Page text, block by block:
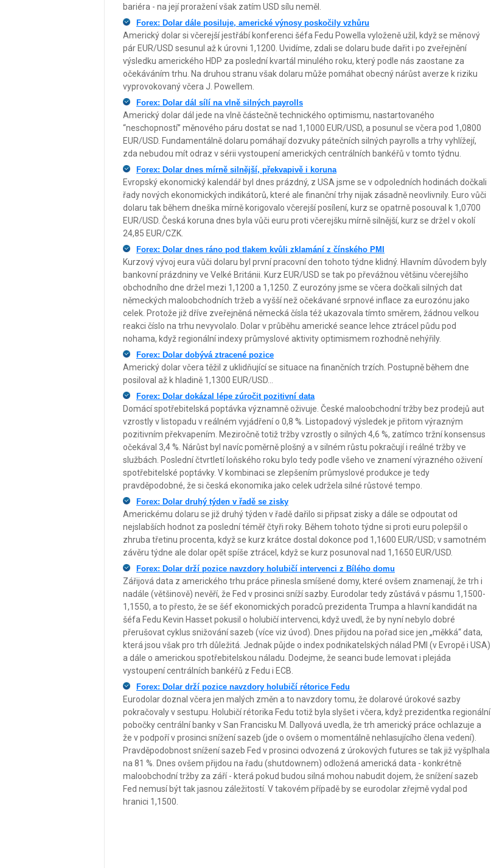
bariéra - na její proražení však zatím USD sílu neměl.
Forex: Dolar dále posiluje, americké výnosy poskočily vzhůru
Americký dolar si včerejší jestřábí konferenci šéfa Fedu Powella vyloženě užil, když se měnový
pár EUR/USD sesunul až k úrovni 1,1200. Uvidíme, zdali se dolaru bude dařit i po zveřejnění
výsledku amerického HDP za poslední kvartál minulého roku, který podle nás zaostane za
očekáváním trhu. Na druhou stranu však dolaru může pomáhat obecný nárůst averze k riziku
vyprovokovaný včera J. Powellem.
Forex: Dolar dál sílí na vlně silných payrolls
Americký dolar dál jede na vlně částečně technického optimismu, nastartovaného
“neschopností” měnového páru dostat se nad 1,1000 EUR/USD, a posunul se včera pod 1,0800
EUR/USD. Fundamentálně dolaru pomáhají dozvuky pátečních silných payrolls a trhy vyhlížejí,
zda nebudou mít odraz v sérii vystoupení amerických centrálních bankéřů v tomto týdnu.
Forex: Dolar dnes mírně silnější, překvapivě i koruna
Evropský ekonomický kalendář byl dnes prázdný, z USA jsme se v odpoledních hodinách dočkali
řady nových ekonomických indikátorů, které ale finanční trhy nijak zásadně neovlivnily. Euro vůči
dolaru tak během dneška mírně korigovalo včerejší posílení, kurz se opatrně posouval k 1,0700
EUR/USD. Česká koruna dnes byla vůči euru proti včerejšku mírně silnější, kurz se držel v okolí
24,85 EUR/CZK.
Forex: Dolar dnes ráno pod tlakem kvůli zklamání z čínského PMI
Kurzový vývoj eura vůči dolaru byl první pracovní den tohoto týdne klidný. Hlavním důvodem byly
bankovní prázdniny ve Velké Británii. Kurz EUR/USD se tak po převážnou většinu včerejšího
obchodního dne držel mezi 1,1200 a 1,1250. Z eurozóny jsme se včera dočkali silných dat
německých maloobchodních tržeb a vyšší než očekávané srpnové inflace za eurozónu jako
celek. Protože již dříve zveřejněná německá čísla též ukazovala tímto směrem, žádnou velkou
reakci číslo na trhu nevyvolalo. Dolar v průběhu americké seance lehce ztrácel půdu pod
nohama, když regionální indexy průmyslové aktivity optimismem rozhodně nehýřily.
Forex: Dolar dobývá ztracené pozice
Americký dolar včera těžil z uklidňující se situace na finančních trzích. Postupně během dne
posiloval až k hladině 1,1300 EUR/USD...
Forex: Dolar dokázal lépe zúročit pozitivní data
Domácí spotřebitelská poptávka významně oživuje. České maloobchodní tržby bez prodejů aut
vzrostly v listopadu v reálném vyjádření o 0,8 %. Listopadový výsledek je přitom výrazným
pozitivním překvapením. Meziročně totiž tržby vzrostly o silných 4,6 %, zatímco tržní konsensus
očekával 3,4 %. Nárůst byl navíc poměrně plošný a v silném růstu pokračují i reálné tržby ve
službách. Poslední čtvrtletí loňského roku bylo tedy podle všeho ve znamení výrazného oživení
spotřebitelské poptávky. V kombinaci se zlepšením průmyslové produkce je tedy
pravděpodobné, že si česká ekonomika jako celek udržela silné růstové tempo.
Forex: Dolar druhý týden v řadě se zisky
Americkému dolaru se již druhý týden v řadě dařilo si připsat zisky a dále se odpoutat od
nejslabších hodnot za poslední téměř čtyři roky. Během tohoto týdne si proti euru polepšil o
zhruba třetinu procenta, když se kurz krátce dostal dokonce pod 1,1600 EUR/USD; v samotném
závěru týdne ale dolar opět spíše ztrácel, když se kurz posunoval nad 1,1650 EUR/USD.
Forex: Dolar drží pozice navzdory holubičí intervenci z Bílého domu
Zářijová data z amerického trhu práce přinesla smíšené domy, které ovšem znamenají, že trh i
nadále (většinově) nevěří, že Fed v prosinci sníží sazby. Eurodolar tedy zůstává v pásmu 1,1500-
1,1550, a to přesto, že se šéf ekonomických poradců prezidenta Trumpa a hlavní kandidát na
šéfa Fedu Kevin Hasset pokusil o holubičí intervenci, když uvedl, že by nyní nebylo dobré
přerušovat cyklus snižování sazeb (více viz úvod). Dnes přijdou na pořad sice jen „měkká“ data,
která jsou však pro trh důležitá. Jednak půjde o index podnikatelských nálad PMI (v Evropě i USA)
a dále o americkou spotřebitelskou náladu. Dodejme, že seanci bude lemovat i plejáda
vystoupení centrálních bankéřů z Fedu i ECB.
Forex: Dolar drží pozice navzdory holubičí rétorice Fedu
Eurodolar doznal včera jen malých změn a to navzdory tomu, že dolarové úrokové sazby
pokračovaly v sestupu. Holubičí rétorika Fedu totiž byla slyšet i včera, když prezidentka regionální
pobočky centrální banky v San Francisku M. Dallyová uvedla, že trh americký práce ochlazuje a
že v podpoří v prosinci snížení sazeb (jde o ovšem o momentálně nehlasujícího člena vedení).
Pravděpodobnost snížení sazeb Fed v prosinci odvozená z úrokových futures se tak již vyšplhala
na 81 %. Dnes ovšem přijdou na řadu (shutdownem) odložená americká data - konkrétně
maloobchodní tržby za září - která pokud budou silná mohou nabudit dojem, že snížení sazeb
Fed nemusí být tak jasnou záležitostí. V takovém případě by se eurodolar zřejmě vydal pod
hranici 1,1500.